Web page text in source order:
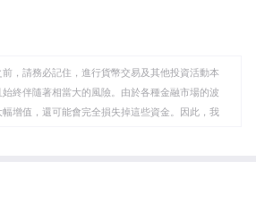
，請務必記住，進行貨幣交易及其他投資活動本
終伴隨著相當大的風險。由於各種金融市場的波
增值，還可能會完全損失掉這些資金。因此，我